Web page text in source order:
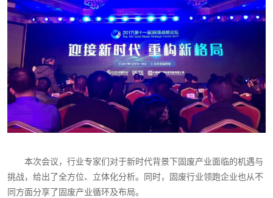
本次会议，行业专家们对于新时代背景下固废产业面临的机遇与
挑战，给出了全方位、立体化分析。同时，固废行业领跑企业也从不
同方面分享了固废产业循环及布局。